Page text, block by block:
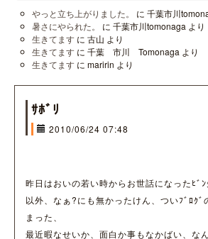
やっと立ち上がりました。 に 千葉市川
暑さにやられた。
に 千葉市川tomonaga より
生きてます に 古山 より
生きてます に 千葉 市川 Tomonaga より
生きてます に maririn より
ｻﾎﾞﾘ
2010/06/24 07:48
昨日はおいの若い時からお世話になったﾋﾞ
以外、なぁ?にも無かったけん、ついﾌﾞﾛｸﾞ
まった、
最近暇なせいか、面白か事もなかばい、な